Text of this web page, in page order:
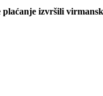
izvršili